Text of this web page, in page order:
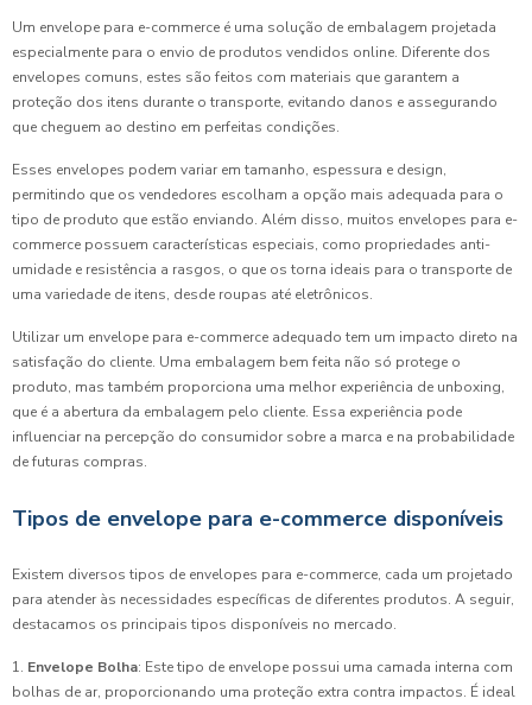
Um envelope para e-commerce é uma solução de embalagem projetada
especialmente para o envio de produtos vendidos online. Diferente dos
envelopes comuns, estes são feitos com materiais que garantem a
proteção dos itens durante o transporte, evitando danos e assegurando
que cheguem ao destino em perfeitas condições.
Esses envelopes podem variar em tamanho, espessura e design,
permitindo que os vendedores escolham a opção mais adequada para o
tipo de produto que estão enviando. Além disso, muitos envelopes para e-
commerce possuem características especiais, como propriedades anti-
umidade e resistência a rasgos, o que os torna ideais para o transporte de
uma variedade de itens, desde roupas até eletrônicos.
Utilizar um envelope para e-commerce adequado tem um impacto direto na
satisfação do cliente. Uma embalagem bem feita não só protege o
produto, mas também proporciona uma melhor experiência de unboxing,
que é a abertura da embalagem pelo cliente. Essa experiência pode
influenciar na percepção do consumidor sobre a marca e na probabilidade
de futuras compras.
Tipos de envelope para e-commerce disponíveis
Existem diversos tipos de envelopes para e-commerce, cada um projetado
para atender às necessidades específicas de diferentes produtos. A seguir,
destacamos os principais tipos disponíveis no mercado.
1. Envelope Bolha: Este tipo de envelope possui uma camada interna com
bolhas de ar, proporcionando uma proteção extra contra impactos. É ideal